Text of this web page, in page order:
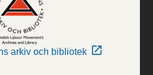
arkiv och bibliotek